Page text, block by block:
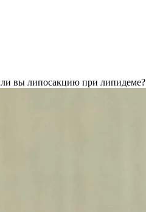
ли вы липосакцию при